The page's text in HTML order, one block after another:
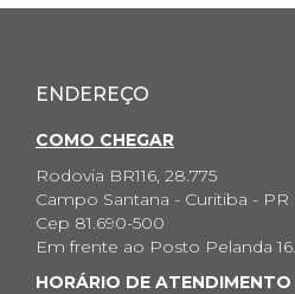
ENDEREÇO
COMO CHEGAR
Rodovia BR116, 28.775
Campo Santana - Curitiba - PR
Cep 81.690-500
Em frente ao Posto Pelanda 16.
HORÁRIO DE ATENDIMENTO